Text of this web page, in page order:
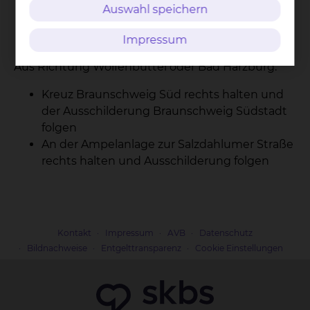
Braunschweig Südstadt
rechts halten und Ausschilderung folgen
Aus Richtung Wolfenbüttel oder Bad Harzburg:
Kreuz Braunschweig Süd rechts halten und
der Ausschilderung Braunschweig Südstadt
folgen
An der Ampelanlage zur Salzdahlumer Straße
rechts halten und Ausschilderung folgen
Kontakt Impressum AVB
Datenschutz
Bildnachweise
Entgelttransparenz Cookie Einstellungen
Auswahl speichern
Impressum